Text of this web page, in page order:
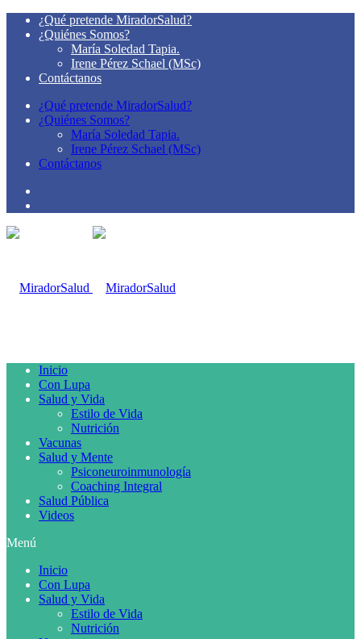
¿Qué pretende MiradorSalud?
¿Quiénes Somos?
María Soledad Tapia.
Irene Pérez Schael (MSc)
Contáctanos
¿Qué pretende MiradorSalud?
¿Quiénes Somos?
María Soledad Tapia.
Irene Pérez Schael (MSc)
Contáctanos
Inicio
Con Lupa
Salud y Vida
Estilo de Vida
Nutrición
Vacunas
Salud y Mente
Psiconeuroinmunología
Coaching Integral
Salud Pública
Videos
Menú
Inicio
Con Lupa
Salud y Vida
Estilo de Vida
Nutrición